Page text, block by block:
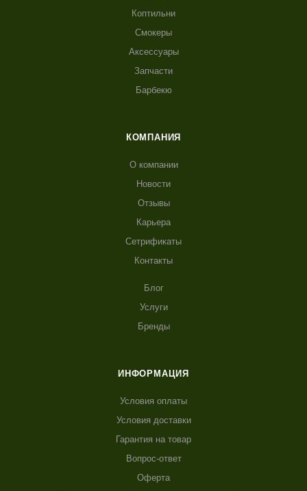
Коптильни
Смокеры
Аксессуары
Запчасти
Барбекю
КОМПАНИЯ
О компании
Новости
Отзывы
Карьера
Сетрификаты
Контакты
Блог
Услуги
Бренды
ИНФОРМАЦИЯ
Условия оплаты
Условия доставки
Гарантия на товар
Вопрос-ответ
Оферта